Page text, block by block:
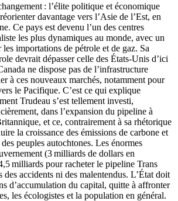
: l’élite politique et économique
davantage vers l’Asie de l’Est, en
Ce pays est devenu l’un des centres
les plus dynamiques au monde, avec un
importations de pétrole et de gaz. Sa
devrait dépasser celle des États-Unis d’ici
ne dispose pas de l’infrastructure
à ces nouveaux marchés, notamment pour
le Pacifique. C’est ce qui explique
Trudeau s’est tellement investi,
dans l’expansion du pipeline à
et ce, contrairement à sa rhétorique
la croissance des émissions de carbone et
peuples autochtones. Les énormes
(3 milliards de dollars en
milliards pour racheter le pipeline Trans
accidents ni des malentendus. L’État doit
d’accumulation du capital, quitte à affronter
les écologistes et la population en général.